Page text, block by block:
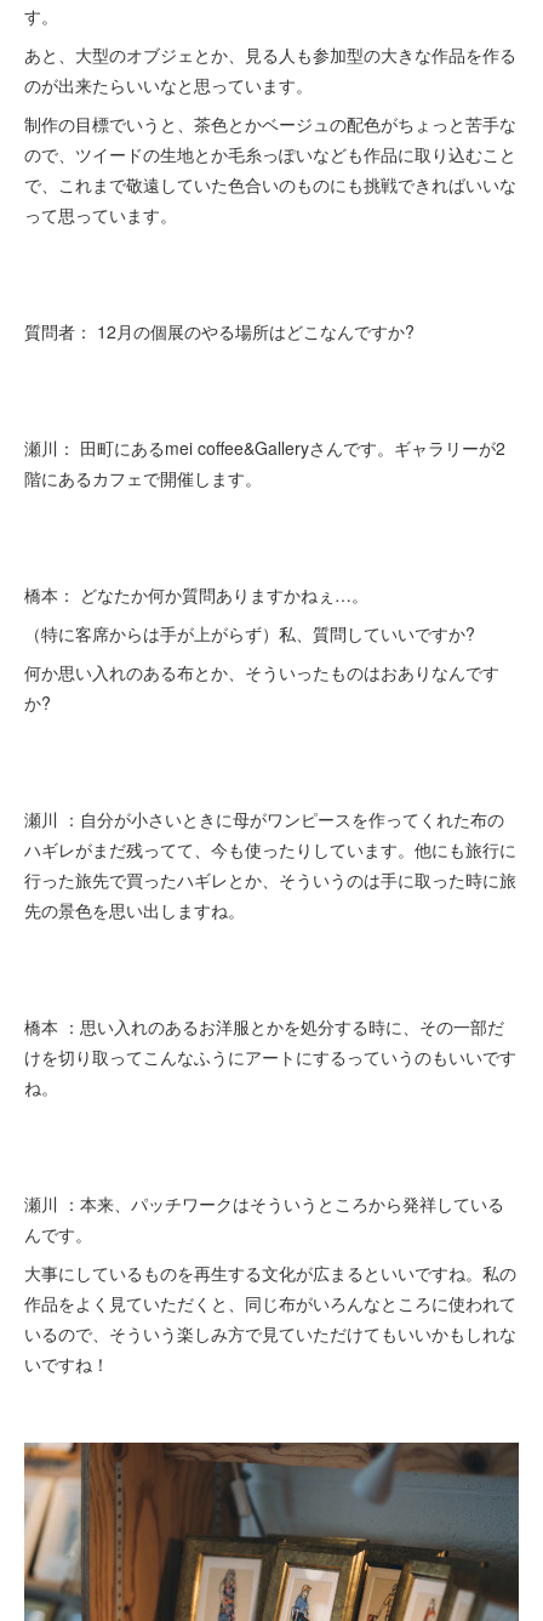
す。
あと、大型のオブジェとか、見る人も参加型の大きな作品を作る
のが出来たらいいなと思っています。
制作の目標でいうと、茶色とかベージュの配色がちょっと苦手な
ので、ツイードの生地とか毛糸っぽいなども作品に取り込むこと
で、これまで敬遠していた色合いのものにも挑戦できればいいな
って思っています。
質問者： 12月の個展のやる場所はどこなんですか?
瀬川： 田町にあるmei coffee&Galleryさんです。ギャラリーが2
階にあるカフェで開催します。
橋本： どなたか何か質問ありますかねぇ…。
（特に客席からは手が上がらず）私、質問していいですか?
何か思い入れのある布とか、そういったものはおありなんです
か?
瀬川 ：自分が小さいときに母がワンピースを作ってくれた布の
ハギレがまだ残ってて、今も使ったりしています。他にも旅行に
行った旅先で買ったハギレとか、そういうのは手に取った時に旅
先の景色を思い出しますね。
橋本 ：思い入れのあるお洋服とかを処分する時に、その一部だ
けを切り取ってこんなふうにアートにするっていうのもいいです
ね。
瀬川 ：本来、パッチワークはそういうところから発祥している
んです。
大事にしているものを再生する文化が広まるといいですね。私の
作品をよく見ていただくと、同じ布がいろんなところに使われて
いるので、そういう楽しみ方で見ていただけてもいいかもしれな
いですね！